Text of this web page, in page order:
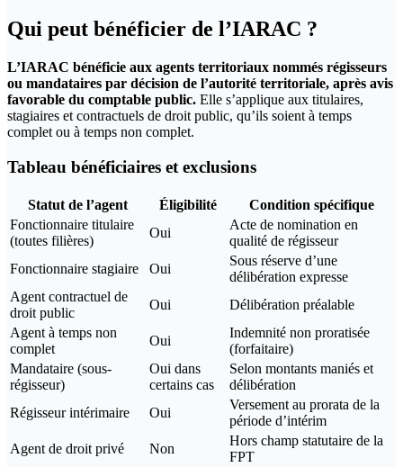
Qui peut bénéficier de l’IARAC ?
L’IARAC bénéficie aux agents territoriaux nommés régisseurs
ou mandataires par décision de l’autorité territoriale, après avis
favorable du comptable public. Elle s’applique aux titulaires,
stagiaires et contractuels de droit public, qu’ils soient à temps
complet ou à temps non complet.
Tableau bénéficiaires et exclusions
Statut de l’agent Éligibilité
Condition spécifique
Fonctionnaire titulaire
(toutes filières)
Oui
Acte de nomination en
qualité de régisseur
Fonctionnaire stagiaire
Oui
Sous réserve d’une
délibération expresse
Agent contractuel de
droit public
Oui
Délibération préalable
Agent à temps non
complet
Oui
Indemnité non proratisée
(forfaitaire)
Mandataire (sous-
régisseur)
Oui dans
certains cas
Selon montants maniés et
délibération
Régisseur intérimaire
Oui
Versement au prorata de la
période d’intérim
Agent de droit privé
Non
Hors champ statutaire de la
FPT